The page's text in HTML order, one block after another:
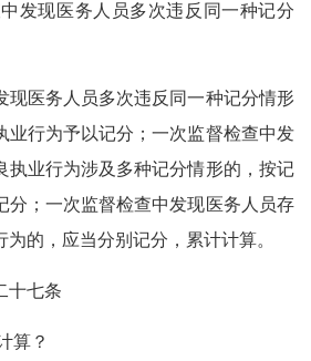
现医务人员多次违反同一种记分
医务人员多次违反同一种记分情形
业行为予以记分；一次监督检查中发
执业行为涉及多种记分情形的，按记
分；一次监督检查中发现医务人员存
的，应当分别记分，累计计算。
七条
算？